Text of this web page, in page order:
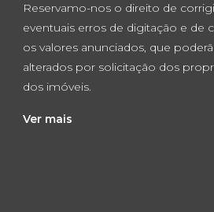
Reservamo-nos o direito de
eventuais erros de digitação e de
os valores anunciados, que
alterados por solicitação dos
dos imóveis.
Ver mais